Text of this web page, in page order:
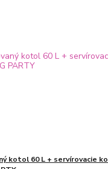
kotol 60 L + servírovacie